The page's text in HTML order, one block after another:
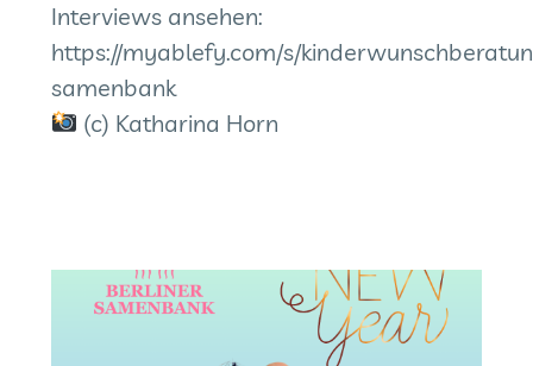
Interviews ansehen:
https://myablefy.com/s/
samenbank
(c) Katharina Horn